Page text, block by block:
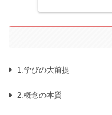
1.学びの大前提
2.概念の本質